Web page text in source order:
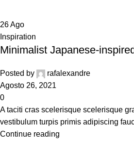
26Ago
Inspiration
Minimalist Japanese-
Posted by
rafalexandre
Agosto 26, 2021
0
A taciti cras scelerisque scelerisque
vestibulum turpis primis adipiscing
Continue reading